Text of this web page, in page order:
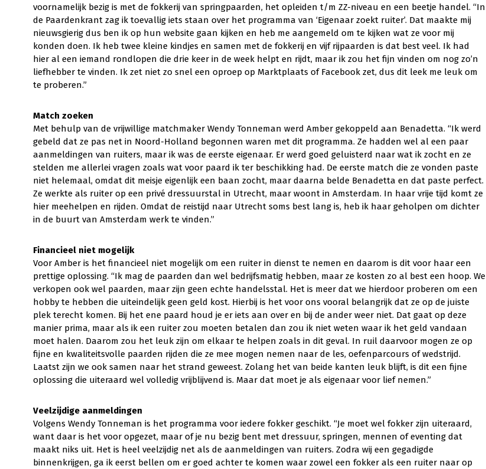
voornamelijk bezig is met de fokkerij van springpaarden, het opleiden t/m ZZ-niveau en een beetje handel. “In
de Paardenkrant zag ik toevallig iets staan over het programma van ‘Eigenaar zoekt ruiter’. Dat maakte mij
nieuwsgierig dus ben ik op hun website gaan kijken en heb me aangemeld om te kijken wat ze voor mij
konden doen. Ik heb twee kleine kindjes en samen met de fokkerij en vijf rijpaarden is dat best veel. Ik had
hier al een iemand rondlopen die drie keer in de week helpt en rijdt, maar ik zou het fijn vinden om nog zo’n
liefhebber te vinden. Ik zet niet zo snel een oproep op Marktplaats of Facebook zet, dus dit leek me leuk om
te proberen.”
Match zoeken
Met behulp van de vrijwillige matchmaker Wendy Tonneman werd Amber gekoppeld aan Benadetta. “Ik werd
gebeld dat ze pas net in Noord-Holland begonnen waren met dit programma. Ze hadden wel al een paar
aanmeldingen van ruiters, maar ik was de eerste eigenaar. Er werd goed geluisterd naar wat ik zocht en ze
stelden me allerlei vragen zoals wat voor paard ik ter beschikking had. De eerste match die ze vonden paste
niet helemaal, omdat dit meisje eigenlijk een baan zocht, maar daarna belde Benadetta en dat paste perfect.
Ze werkte als ruiter op een privé dressuurstal in Utrecht, maar woont in Amsterdam. In haar vrije tijd komt ze
hier meehelpen en rijden. Omdat de reistijd naar Utrecht soms best lang is, heb ik haar geholpen om dichter
in de buurt van Amsterdam werk te vinden.”
Financieel niet mogelijk
Voor Amber is het financieel niet mogelijk om een ruiter in dienst te nemen en daarom is dit voor haar een
prettige oplossing. “Ik mag de paarden dan wel bedrijfsmatig hebben, maar ze kosten zo al best een hoop. We
verkopen ook wel paarden, maar zijn geen echte handelsstal. Het is meer dat we hierdoor proberen om een
hobby te hebben die uiteindelijk geen geld kost. Hierbij is het voor ons vooral belangrijk dat ze op de juiste
plek terecht komen. Bij het ene paard houd je er iets aan over en bij de ander weer niet. Dat gaat op deze
manier prima, maar als ik een ruiter zou moeten betalen dan zou ik niet weten waar ik het geld vandaan
moet halen. Daarom zou het leuk zijn om elkaar te helpen zoals in dit geval. In ruil daarvoor mogen ze op
fijne en kwaliteitsvolle paarden rijden die ze mee mogen nemen naar de les, oefenparcours of wedstrijd.
Laatst zijn we ook samen naar het strand geweest. Zolang het van beide kanten leuk blijft, is dit een fijne
oplossing die uiteraard wel volledig vrijblijvend is. Maar dat moet je als eigenaar voor lief nemen.”
Veelzijdige aanmeldingen
Volgens Wendy Tonneman is het programma voor iedere fokker geschikt. “Je moet wel fokker zijn uiteraard,
want daar is het voor opgezet, maar of je nu bezig bent met dressuur, springen, mennen of eventing dat
maakt niks uit. Het is heel veelzijdig net als de aanmeldingen van ruiters. Zodra wij een gegadigde
binnenkrijgen, ga ik eerst bellen om er goed achter te komen waar zowel een fokker als een ruiter naar op